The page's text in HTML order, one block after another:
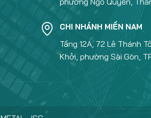
CHI NHÁNH MIỀN NAM
Tầng 12A, 72 Lê Thánh
Khởi, phường Sài Gòn,